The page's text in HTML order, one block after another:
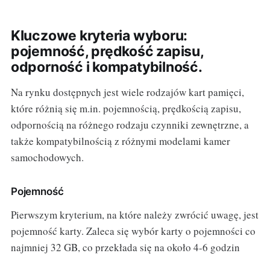
Kluczowe kryteria wyboru:
pojemność, prędkość zapisu,
odporność i kompatybilność.
Na rynku dostępnych jest wiele rodzajów kart pamięci,
które różnią się m.in. pojemnością, prędkością zapisu,
odpornością na różnego rodzaju czynniki zewnętrzne, a
także kompatybilnością z różnymi modelami kamer
samochodowych.
Pojemność
Pierwszym kryterium, na które należy zwrócić uwagę, jest
pojemność karty. Zaleca się wybór karty o pojemności co
najmniej 32 GB, co przekłada się na około 4-6 godzin